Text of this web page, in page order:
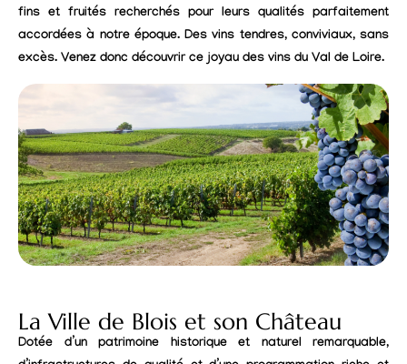
fins et fruités recherchés pour leurs qualités parfaitement
accordées à notre époque. Des vins tendres, conviviaux, sans
excès. Venez donc découvrir ce joyau des vins du Val de Loire.
La Ville de Blois et son Château
Dotée d’un patrimoine historique et naturel remarquable,